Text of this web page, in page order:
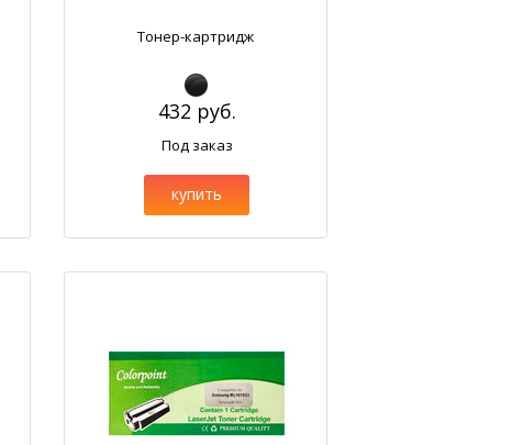
Тонер-картридж
432 руб.
Под заказ
купить